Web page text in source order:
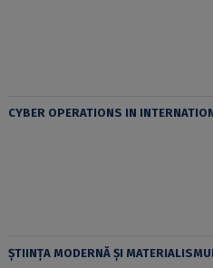
CYBER OPERATIONS IN
ȘTIINȚA MODERNĂ ȘI